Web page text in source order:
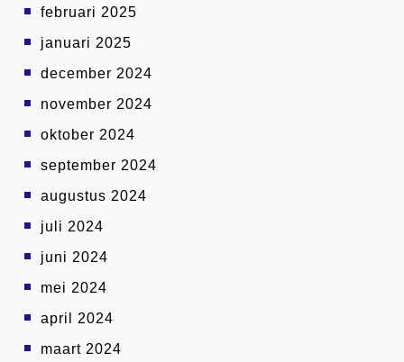
februari 2025
januari 2025
december 2024
november 2024
oktober 2024
september 2024
augustus 2024
juli 2024
juni 2024
mei 2024
april 2024
maart 2024